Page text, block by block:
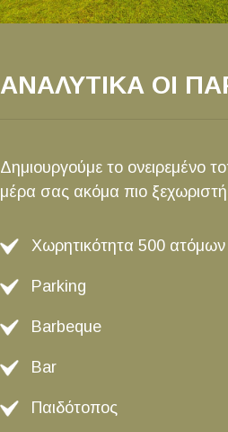
ΑΝΑΛΥΤΙΚΑ ΟΙ
Δημιουργούμε το ονειρεμένο
μέρα σας ακόμα πιο
Χωρητικότητα 500 ατόμων
Parking
Barbeque
Bar
Παιδότοπος